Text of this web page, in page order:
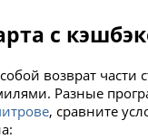
с
возврат
Разные
, сравните